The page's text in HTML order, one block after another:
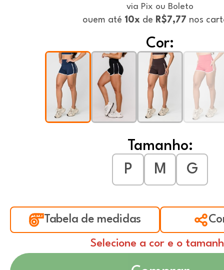
via Pix ou Boleto
ouem até 10x de R$7,77 nos
Cor:
Tamanho:
P
M G
Tabela de medidas
Selecione a cor e o